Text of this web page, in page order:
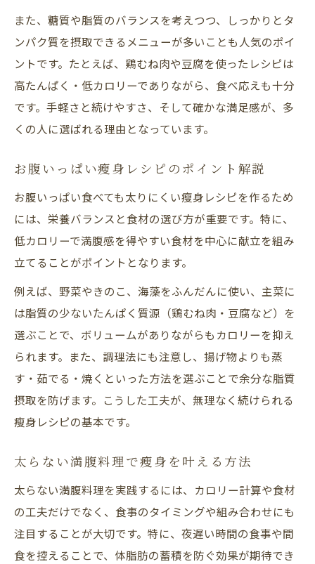
また、糖質や脂質のバランスを考えつつ、しっかりとタ
ンパク質を摂取できるメニューが多いことも人気のポイ
ントです。たとえば、鶏むね肉や豆腐を使ったレシピは
高たんぱく・低カロリーでありながら、食べ応えも十分
です。手軽さと続けやすさ、そして確かな満足感が、多
くの人に選ばれる理由となっています。
お腹いっぱい瘦身レシピのポイント解説
お腹いっぱい食べても太りにくい瘦身レシピを作るため
には、栄養バランスと食材の選び方が重要です。特に、
低カロリーで満腹感を得やすい食材を中心に献立を組み
立てることがポイントとなります。
例えば、野菜やきのこ、海藻をふんだんに使い、主菜に
は脂質の少ないたんぱく質源（鶏むね肉・豆腐など）を
選ぶことで、ボリュームがありながらもカロリーを抑え
られます。また、調理法にも注意し、揚げ物よりも蒸
す・茹でる・焼くといった方法を選ぶことで余分な脂質
摂取を防げます。こうした工夫が、無理なく続けられる
瘦身レシピの基本です。
太らない満腹料理で瘦身を叶える方法
太らない満腹料理を実践するには、カロリー計算や食材
の工夫だけでなく、食事のタイミングや組み合わせにも
注目することが大切です。特に、夜遅い時間の食事や間
食を控えることで、体脂肪の蓄積を防ぐ効果が期待でき